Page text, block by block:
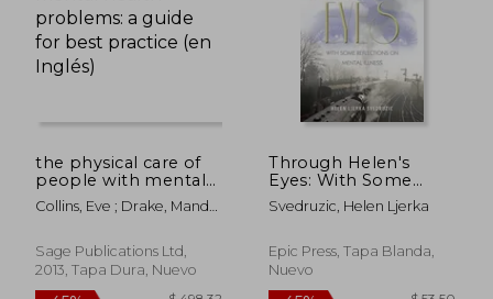
the physical care of
people with mental
health problems: a
guide for best
Collins, Eve ; Drake, Mandy
Sage Publications Ltd,
2013, Tapa Dura, Nuevo
Through Helen's
Eyes: With Some
Reflections on
Mental Illness (en
Svedruzic, Helen Ljerka
Epic Press, Tapa Blanda,
Nuevo